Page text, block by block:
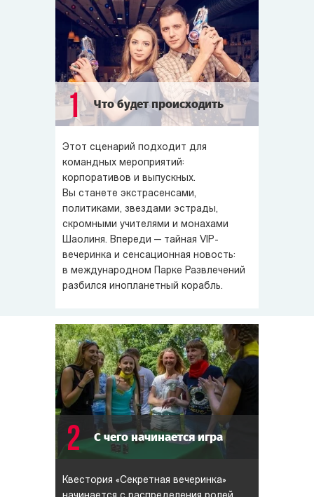
Но кто мог предположить, что им придется иметь дело
с настоящими инопланетянами и заговором
космического масштаба?
Кому пришло бы в голову, что здесь и сейчас решится
судьба планеты Земля?!
Вам предстоит: собрать неизвестный космический
прибор, расследовать крушение летающей тарелки,
предотвратить захват Земли инопланетянами — а если
вы инопланетянин, то захватить Землю!
1 Что будет происходить
Этот сценарий подходит для
командных мероприятий:
корпоративов и выпускных.
Вы станете экстрасенсами,
политиками, звездами эстрады,
скромными учителями и монахами
Шаолиня. Впереди — тайная VIP-
вечеринка и сенсационная новость:
в международном Парке Развлечений
разбился инопланетный корабль.
2 С чего начинается игра
Квестория «Секретная вечеринка»